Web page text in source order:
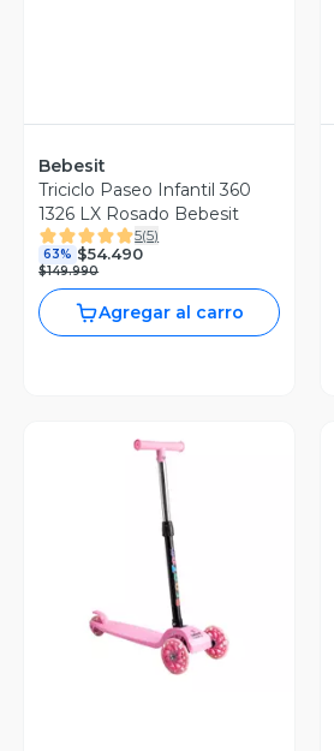
Bebesit
Triciclo Paseo Infantil 360
1326 LX Rosado Bebesit
5(5)
63% $54.490
$149.990
Agregar al carro
Vista Previa